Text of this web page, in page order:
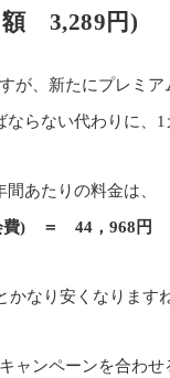
3,289円)
が、新たにプレミア
らない代わりに、
あたりの料金は、
費) ＝ 44，968円
なり安くなります
ンペーンを合わせ